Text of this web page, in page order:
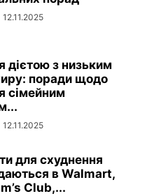
12.11.2025
дієтою з низьким
поради щодо
сімейним
12.11.2025
для схуднення
в Walmart,
Club,...